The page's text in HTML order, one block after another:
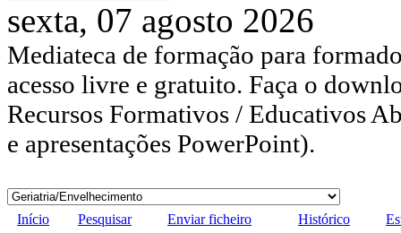
sexta, 07 agosto 2026
Mediateca de formação para
acesso livre e gratuito. Faça o
Recursos Formativos / Educativos
e apresentações PowerPoint).
Início Pesquisar Enviar ficheiro Histórico